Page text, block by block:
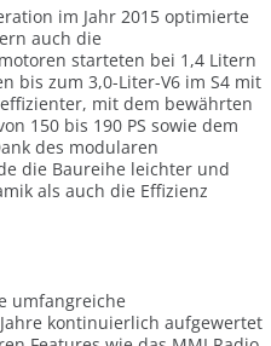
im Jahr 2015 optimierte
auch die
starteten bei 1,4 Litern
bis zum 3,0-Liter-V6 im S4 mit
mit dem bewährten
150 bis 190 PS sowie dem
des modularen
die Baureihe leichter und
als auch die Effizienz
umfangreiche
kontinuierlich aufgewertet